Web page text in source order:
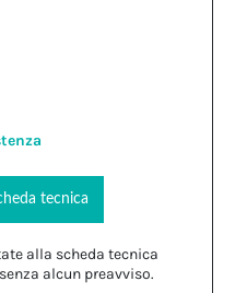
tecnica
alla scheda tecnica
alcun preavviso.